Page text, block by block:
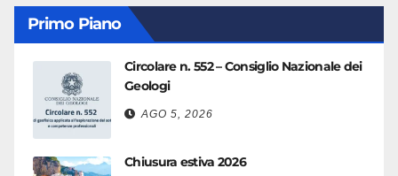
Primo Piano
Circolare n. 552 – Consiglio Nazionale dei
Geologi
AGO 5, 2026
Chiusura estiva 2026